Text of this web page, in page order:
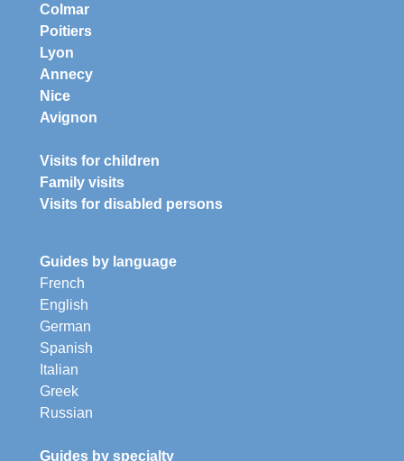
Colmar
Poitiers
Lyon
Annecy
Nice
Avignon
Visits for children
Family visits
Visits for disabled persons
Guides by language
French
English
German
Spanish
Italian
Greek
Russian
Guides by specialty